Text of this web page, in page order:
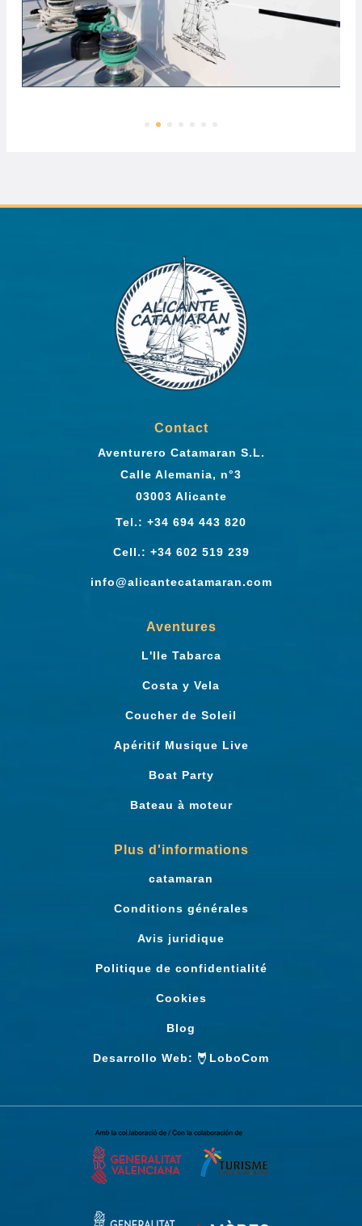
Contact
Aventurero Catamaran S.L.
Calle Alemania, n°3
03003 Alicante
Tel.: +34 694 443 820
Cell.: +34 602 519 239
info@alicantecatamaran.com
Aventures
L'Ile Tabarca
Costa y Vela
Coucher de Soleil
Apéritif Musique Live
Boat Party
Bateau à moteur
Plus d'informations
catamaran
Conditions générales
Avis juridique
Politique de confidentialité
Cookies
Blog
Desarrollo Web: LoboCom